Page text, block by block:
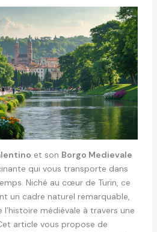
et son Borgo Medievale
qui vous transporte dans
Niché au cœur de Turin, ce
un cadre naturel remarquable,
médiévale à travers une
article vous propose de